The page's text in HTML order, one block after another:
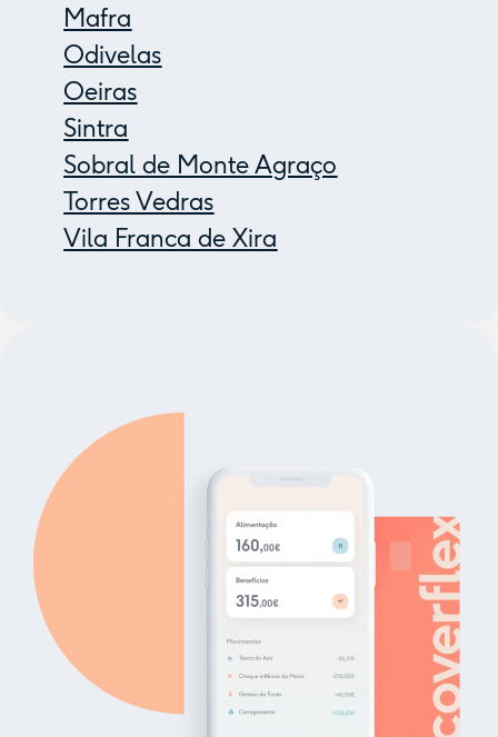
Mafra
Odivelas
Oeiras
Sintra
Sobral de Monte Agraço
Torres Vedras
Vila Franca de Xira